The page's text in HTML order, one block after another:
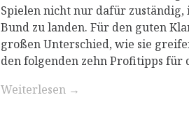
Spielen nicht nur dafür
Bund zu landen. Für den guten
großen Unterschied, wie sie
den folgenden zehn Profitipps für
Weiterlesen →